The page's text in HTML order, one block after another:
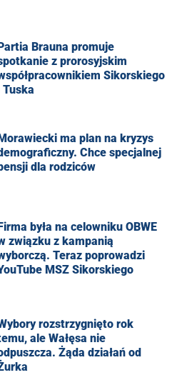
Brauna promuje
z prorosyjskim
Sikorskiego
Tuska
ma plan na kryzys
Chce specjalnej
dla rodziców
była na celowniku OBWE
związku z kampanią
Teraz poprowadzi
MSZ Sikorskiego
rozstrzygnięto rok
ale Wałęsa nie
Żąda działań od